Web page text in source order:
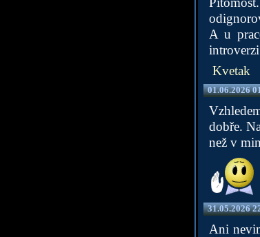
A u
Kvetak
01.06.2026
dobře.
než v
31.05.2026
Ani